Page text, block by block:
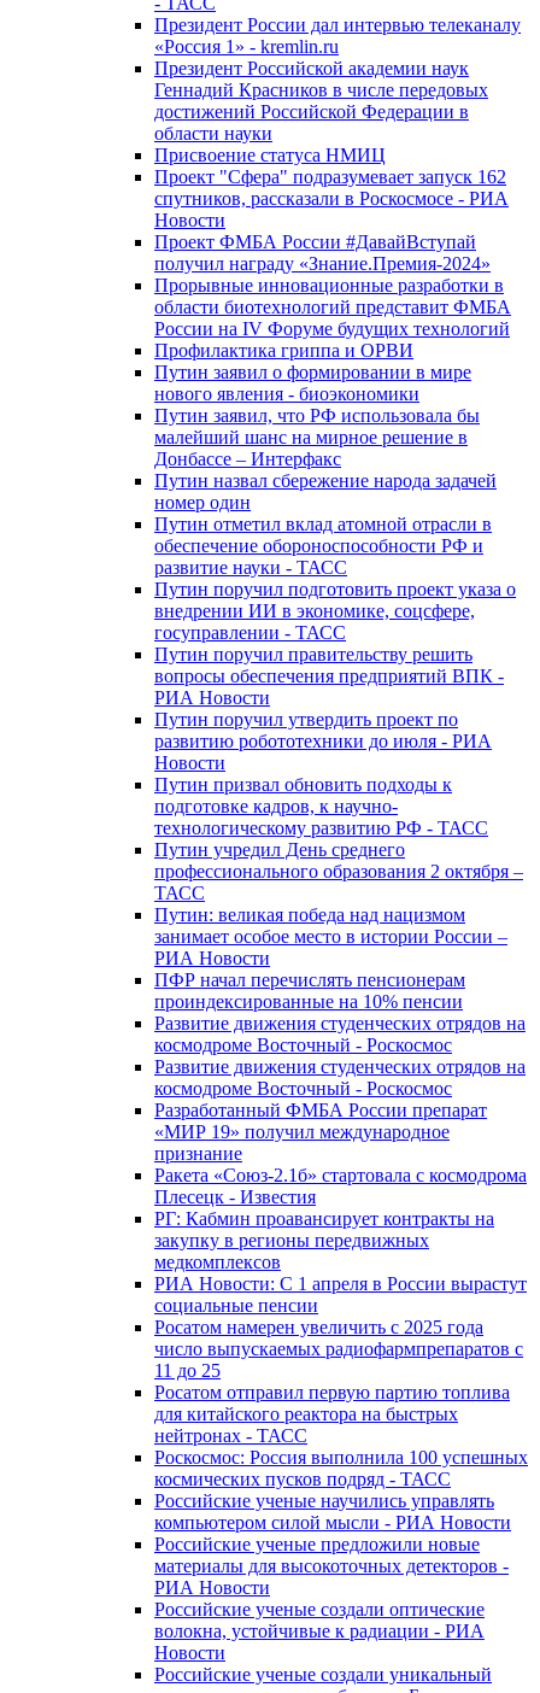
Президент России дал интервью телеканалу
«Россия 1» - kremlin.ru
Президент Российской академии наук
Геннадий Красников в числе передовых
достижений Российской Федерации в
области науки
Присвоение статуса НМИЦ
Проект "Сфера" подразумевает запуск 162
спутников, рассказали в Роскосмосе - РИА
Новости
Проект ФМБА России #ДавайВступай
получил награду «Знание.Премия-2024»
Прорывные инновационные разработки в
области биотехнологий представит ФМБА
России на IV Форуме будущих технологий
Профилактика гриппа и ОРВИ
Путин заявил о формировании в мире
нового явления - биоэкономики
Путин заявил, что РФ использовала бы
малейший шанс на мирное решение в
Донбассе – Интерфакс
Путин назвал сбережение народа задачей
номер один
Путин отметил вклад атомной отрасли в
обеспечение обороноспособности РФ и
развитие науки - ТАСС
Путин поручил подготовить проект указа о
внедрении ИИ в экономике, соцсфере,
госуправлении - ТАСС
Путин поручил правительству решить
вопросы обеспечения предприятий ВПК -
РИА Новости
Путин поручил утвердить проект по
развитию робототехники до июля - РИА
Новости
Путин призвал обновить подходы к
подготовке кадров, к научно-
технологическому развитию РФ - ТАСС
Путин учредил День среднего
профессионального образования 2 октября –
ТАСС
Путин: великая победа над нацизмом
занимает особое место в истории России –
РИА Новости
ПФР начал перечислять пенсионерам
проиндексированные на 10% пенсии
Развитие движения студенческих отрядов на
космодроме Восточный - Роскосмос
Развитие движения студенческих отрядов на
космодроме Восточный - Роскосмос
Разработанный ФМБА России препарат
«МИР 19» получил международное
признание
Ракета «Союз-2.1б» стартовала с космодрома
Плесецк - Известия
РГ: Кабмин проавансирует контракты на
закупку в регионы передвижных
медкомплексов
РИА Новости: С 1 апреля в России вырастут
социальные пенсии
Росатом намерен увеличить с 2025 года
число выпускаемых радиофармпрепаратов с
11 до 25
Росатом отправил первую партию топлива
для китайского реактора на быстрых
нейтронах - ТАСС
Роскосмос: Россия выполнила 100 успешных
космических пусков подряд - ТАСС
Российские ученые научились управлять
компьютером силой мысли - РИА Новости
Российские ученые предложили новые
материалы для высокоточных детекторов -
РИА Новости
Российские ученые создали оптические
волокна, устойчивые к радиации - РИА
Новости
Российские ученые создали уникальный